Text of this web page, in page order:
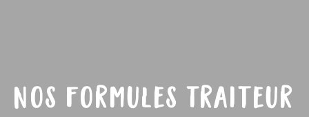
Nos formules Traiteur